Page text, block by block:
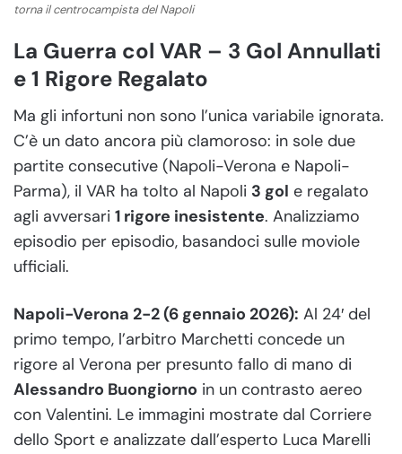
torna il centrocampista del Napoli
La Guerra col VAR – 3 Gol Annullati
e 1 Rigore Regalato
Ma gli infortuni non sono l’unica variabile ignorata.
C’è un dato ancora più clamoroso: in sole due
partite consecutive (Napoli-Verona e Napoli-
Parma), il VAR ha tolto al Napoli 3 gol e regalato
agli avversari 1 rigore inesistente. Analizziamo
episodio per episodio, basandoci sulle moviole
ufficiali.
Napoli-Verona 2-2 (6 gennaio 2026): Al 24′ del
primo tempo, l’arbitro Marchetti concede un
rigore al Verona per presunto fallo di mano di
Alessandro Buongiorno in un contrasto aereo
con Valentini. Le immagini mostrate dal Corriere
dello Sport e analizzate dall’esperto Luca Marelli